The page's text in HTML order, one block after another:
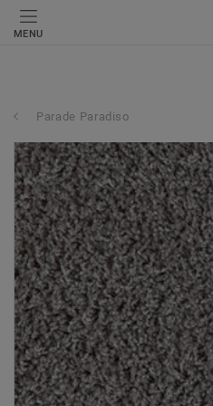
MENU
Parade Paradiso